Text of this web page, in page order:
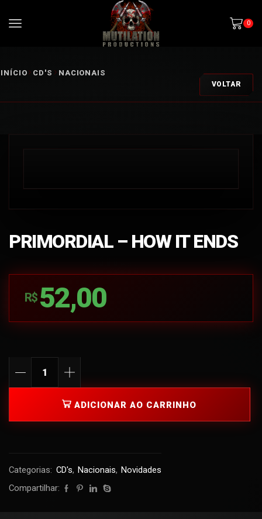
0
INÍCIO CD'S NACIONAIS
VOLTAR
PRIMORDIAL – HOW IT ENDS
R$ 52,00
ADICIONAR AO CARRINHO
Categorias: CD's, Nacionais, Novidades
Compartilhar: